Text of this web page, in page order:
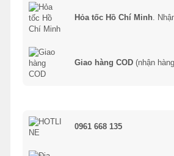
Hỏa tốc Hồ Chí Minh.
Giao hàng COD (nhận
0961 668 135